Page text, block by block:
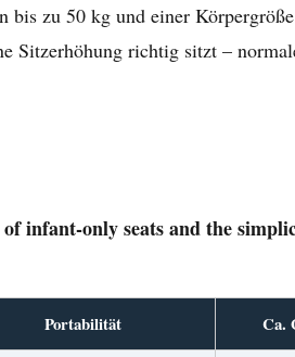
zu 50 kg und einer
Sitzerhöhung richtig sitzt –
infant-only seats and the
Portabilität Ca.